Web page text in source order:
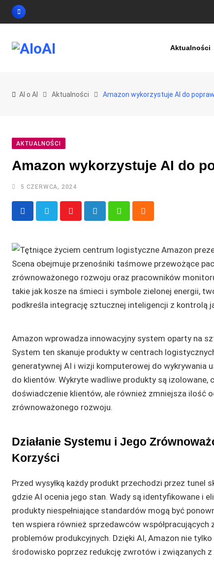
Skip
Aktualności
AI o AI Aktualności Amazon wykorzystuje AI do
AKTUALNOŚCI
Amazon wykorzystuje AI do
5 CZERWCA, 2024
YoutubeLinkedInWhatsapp
Cloud
Amazon wprowadza innowacyjny system oparty na
System ten skanuje produkty w centrach
generatywnej AI i wizji komputerowej do wykrywania
do klientów. Wykryte wadliwe produkty są izolowane,
doświadczenie klientów, ale również zmniejsza ilość
zrównoważonego rozwoju.
Działanie Systemu i Jego
Korzyści
Przed wysyłką każdy produkt przechodzi przez tunel
gdzie AI ocenia jego stan. Wady są identyfikowane i
produkty niespełniające standardów mogą być
ten wspiera również sprzedawców
problemów produkcyjnych. Dzięki AI, Amazon nie
środowisko poprzez redukcję zwrotów i związanych